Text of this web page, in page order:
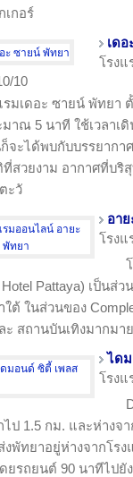
เกอร์
เด
โรง
10
รมเดอะ ซายน์ พัทยา
าณ 5 นาที ใช้เวลาเ
จะได้พบกับบรรยากา
ที่สวยงาม อากาศที่บริ
ะวั
อา
โรง
Hotel Pattaya) เป็นส่
ต้ ในส่วนของ
ะ สถานบันเทิงมากมา
ได
โรง
ป 1.5 กม. และห่างจ
พัทยาอยู่ห่างจากโรง
ดยรถยนต์ 90 นาทีไป